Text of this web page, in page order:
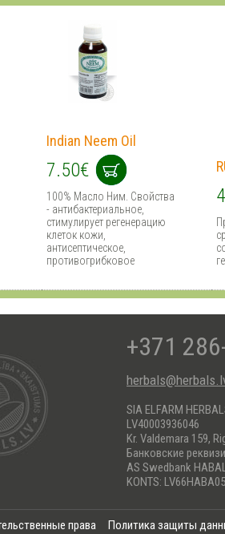
Indian Neem Oil
7.50€
100% Масло Ним. Cвойства
- антибактериальное,
стимулирует регенерацию
клеток кожи,
антисептическое,
противогрибковое
+371
SIA ELFARM
LV40003936046
Kr. Valdemara 159,
Банковские
AS Swedbank
KONTS:
права
Политика защиты